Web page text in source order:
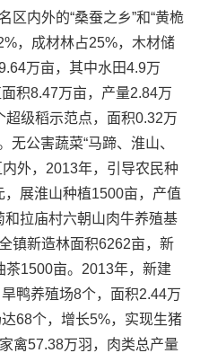
区内外的“桑蚕之乡”和“黄桅
，成材林占25%，木材储
万亩，其中水田4.9万
积8.47万亩，产量2.84万
超级稻示范点，面积0.32万
公害蔬菜“马蹄、淮山、
外，2013年，引导农民种
展淮山种植1500亩，产值
拉庙村六朝山肉牛养殖基
镇新造林面积6262亩，新
茶1500亩。2013年，新建
鸭养殖场8个，面积2.44万
68个，增长5%，实现生猪
禽57.38万羽，肉类总产量